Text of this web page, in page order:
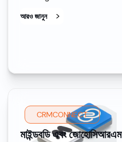
আরও জানুন
CRMCONNECT
মাইন্ডবডি এবং জোহোসিআরএম